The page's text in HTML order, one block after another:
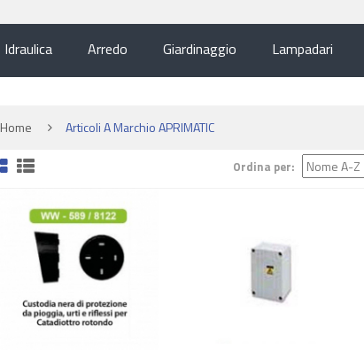
Idraulica Arredo Giardinaggio Lampadari
Home Articoli A Marchio APRIMATIC
Ordina per:
+ ACQUISTA + ACQUISTA